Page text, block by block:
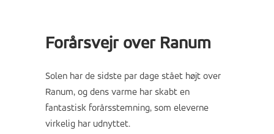
Forårsvejr over Ranum
Solen har de sidste par dage stået højt over
Ranum, og dens varme har skabt en
fantastisk forårsstemning, som eleverne
virkelig har udnyttet.